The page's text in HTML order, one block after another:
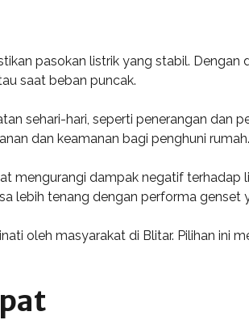
pasokan listrik yang stabil. Dengan
saat beban puncak.
sehari-hari, seperti penerangan dan
dan keamanan bagi penghuni rumah.
mengurangi dampak negatif terhadap
lebih tenang dengan performa genset
oleh masyarakat di Blitar. Pilihan ini